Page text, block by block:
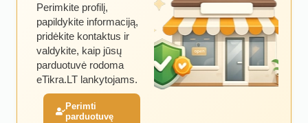
Perimkite profilį,
papildykite informaciją,
pridėkite kontaktus ir
valdykite, kaip jūsų
parduotuvė rodoma
eTikra.LT lankytojams.
Perimti
parduotuvę